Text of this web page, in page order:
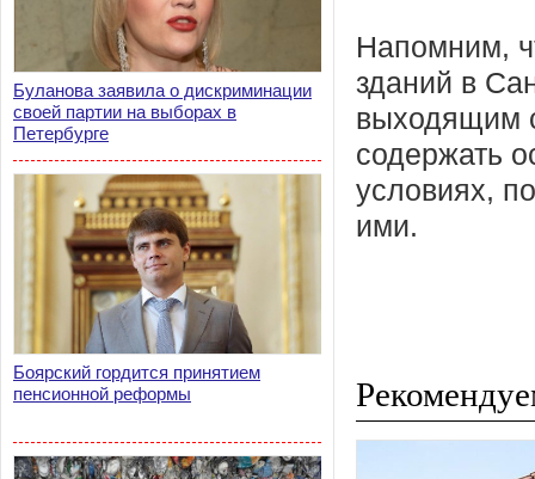
Буланова заявила о дискриминации
своей партии на выборах в
Петербурге
Боярский гордится принятием
пенсионной реформы
Напомним,
зданий в
выходящим
содержать
условиях,
ими.